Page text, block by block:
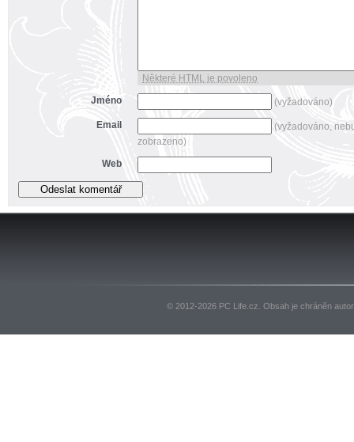
Některé HTML je povoleno
Jméno
(vyžadováno)
Email
(vyžadováno,
zobrazeno)
Web
© 2012-2026 PC Life.cz. Obsah je chráněn